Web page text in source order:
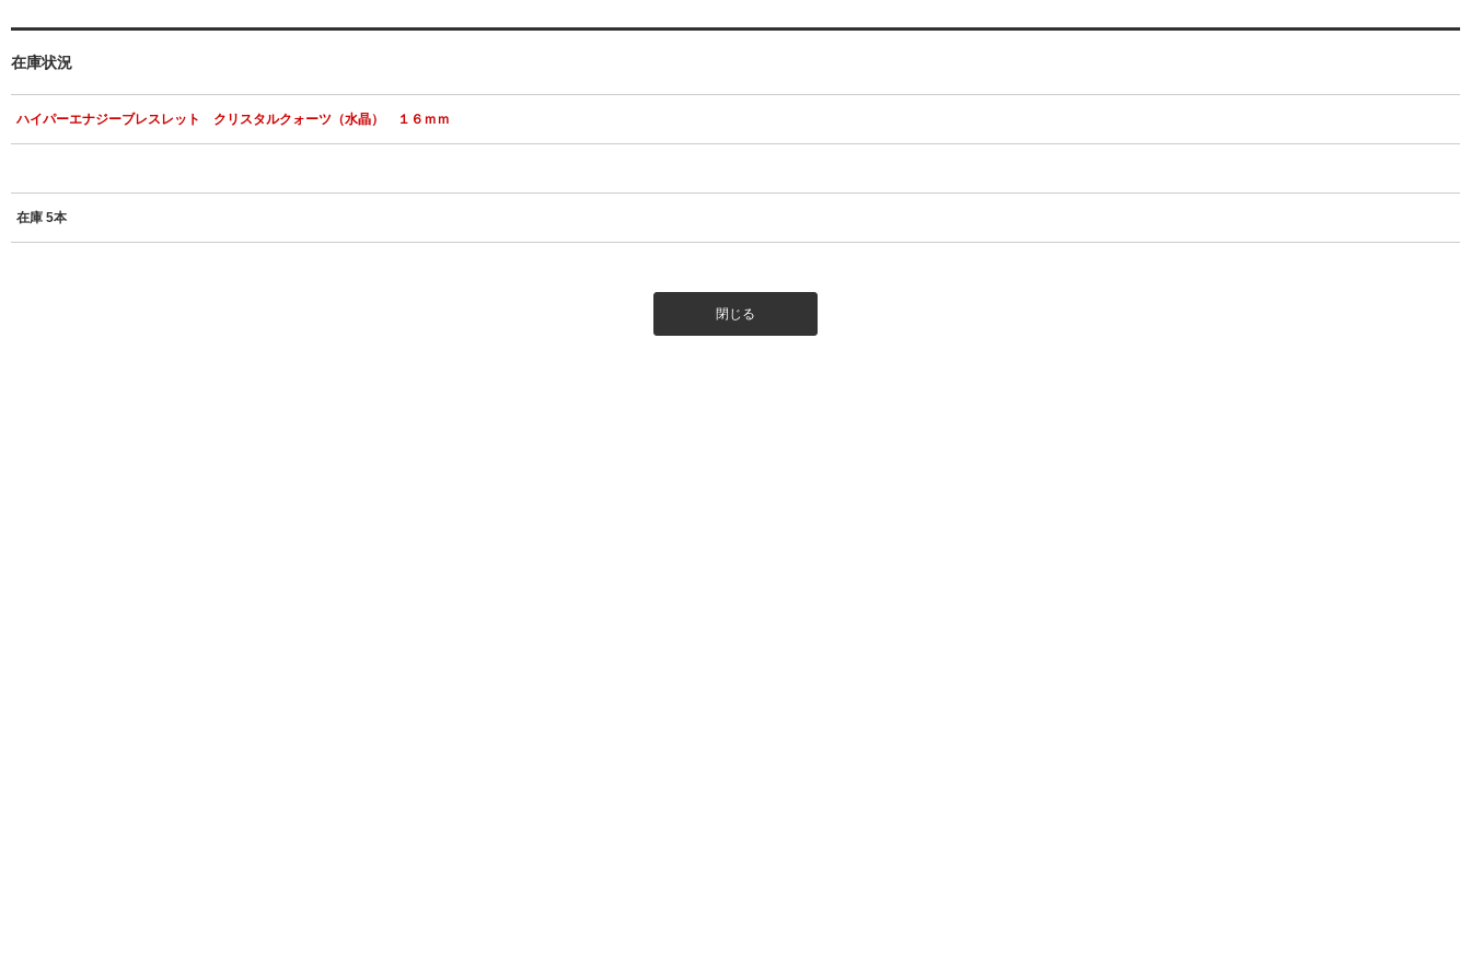
在庫状況
ハイパーエナジーブレスレット クリスタルクォーツ（水晶） １６ｍｍ
在庫 5本